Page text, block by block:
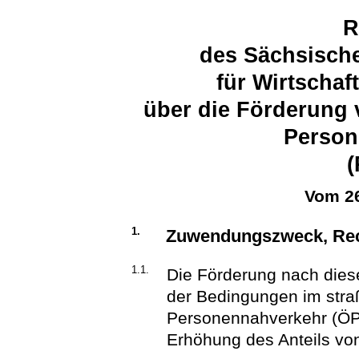
des
für
über die Förderung
Vom
1. Zuwendungszweck,
1.1.
Die Förderung nach
der Bedingungen im
Personennahverkehr
Erhöhung des Anteils